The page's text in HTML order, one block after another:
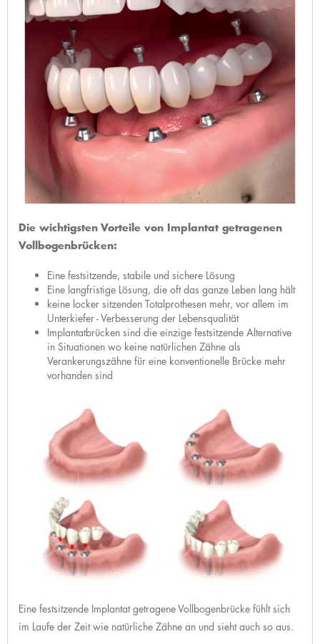
Die wichtigsten Vorteile von Implantat getragenen
Vollbogenbrücken:
Eine festsitzende, stabile und sichere Lösung
Eine langfristige Lösung, die oft das ganze Leben lang hält
keine locker sitzenden Totalprothesen mehr, vor allem im
Unterkiefer - Verbesserung der Lebensqualität
Implantatbrücken sind die einzige festsitzende Alternative
in Situationen wo keine natürlichen Zähne als
Verankerungszähne für eine konventionelle Brücke mehr
vorhanden sind
Eine festsitzende Implantat getragene Vollbogenbrücke fühlt sich
im Laufe der Zeit wie natürliche Zähne an und sieht auch so aus.